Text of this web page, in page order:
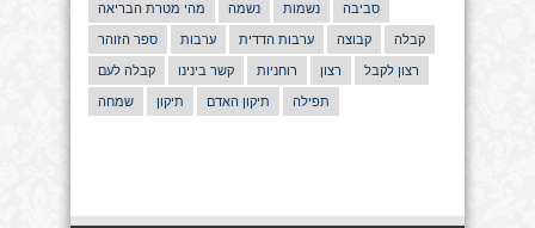
מהי מטרת הבריאה נשמה נשמות סביבה
ספר הזוהר ערבות ערבות הדדית קבוצה קבלה
קבלה לעם קשר בינינו רוחניות רצון רצון לקבל
שמחה תיקון תיקון האדם תפילה